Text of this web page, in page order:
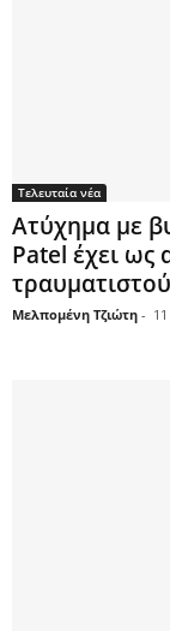
Τελευταία νέα
Ατύχημα με
Patel έχει ως
Μελπομένη Τζιώτη -